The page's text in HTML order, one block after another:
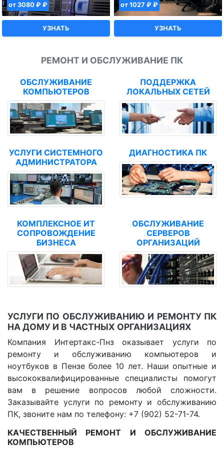
от 3080 ₽ ₽
УЗНАТЬ
от 1027 ₽ ₽
УЗНАТЬ
РЕМОНТ И ОБСЛУЖИВАНИЕ ПК
ОБСЛУЖИВАНИЕ
КОМПЬЮТЕРОВ
ПОДДЕРЖКА
ЛОКАЛЬНЫХ СЕТЕЙ
УСЛУГИ СИСТЕМНОГО
АДМИНИСТРАТОРА
ДИАГНОСТИКА ПК
КОМПЛЕКСНОЕ ИТ
СОПРОВОЖДЕНИЕ
БИЗНЕСА
ОБСЛУЖИВАНИЕ
СЕРВЕРОВ
ОРГАНИЗАЦИЙ
УСЛУГИ ПО ОБСЛУЖИВАНИЮ И РЕМОНТУ ПК
НА ДОМУ И В ЧАСТНЫХ ОРГАНИЗАЦИЯХ
Компания Интертакс-Пнз оказывает услуги по
ремонту и обслуживанию компьютеров и
ноутбуков в Пензе более 10 лет. Наши опытные и
высококвалифицированные специалисты помогут
вам в решение вопросов любой сложности.
Заказывайте услуги по ремонту и обслуживанию
ПК, звоните нам по телефону: +7 (902) 52-71-74.
КАЧЕСТВЕННЫЙ РЕМОНТ И ОБСЛУЖИВАНИЕ
КОМПЬЮТЕРОВ